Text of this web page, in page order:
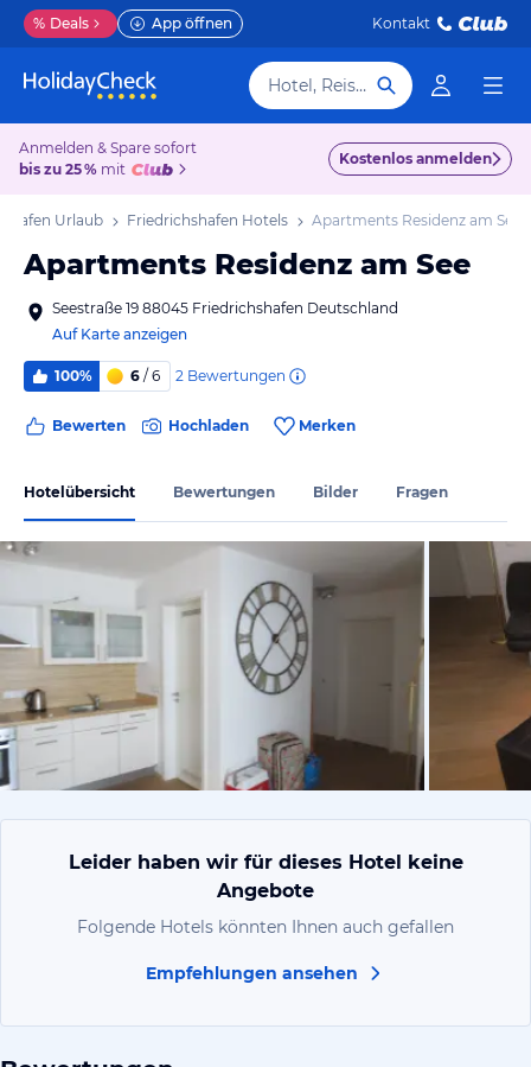
% Deals App öffnen Kontakt
Hotel, Reiseziel
Anmelden & Spare sofort
bis zu 25 % mit
Kostenlos anmelden
Urlaub Friedrichshafen Hotels Apartments Residenz am See
Apartments Residenz am See
Seestraße 19 88045 Friedrichshafen Deutschland
Auf Karte anzeigen
100% 6 / 6 2 Bewertungen
Bewerten Hochladen Merken
Hotelübersicht Bewertungen Bilder Fragen
von
Leider haben wir für dieses Hotel keine
Angebote
Folgende Hotels könnten Ihnen auch gefallen
Empfehlungen ansehen